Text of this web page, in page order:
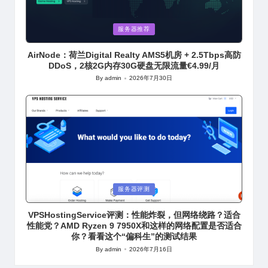
in
服务器推荐
AirNode：荷兰Digital Realty AMS5机房 + 2.5Tbps高防
DDoS，2核2G内存30G硬盘无限流量€4.99/月
Posted
Byadmin 2026年7月30日
in
服务器评测
VPSHostingService评测：性能炸裂，但网络绕路？适合
性能党？AMD Ryzen 9 7950X和这样的网络配置是否适合
你？看看这个“偏科生”的测试结果
Posted
Byadmin 2026年7月16日